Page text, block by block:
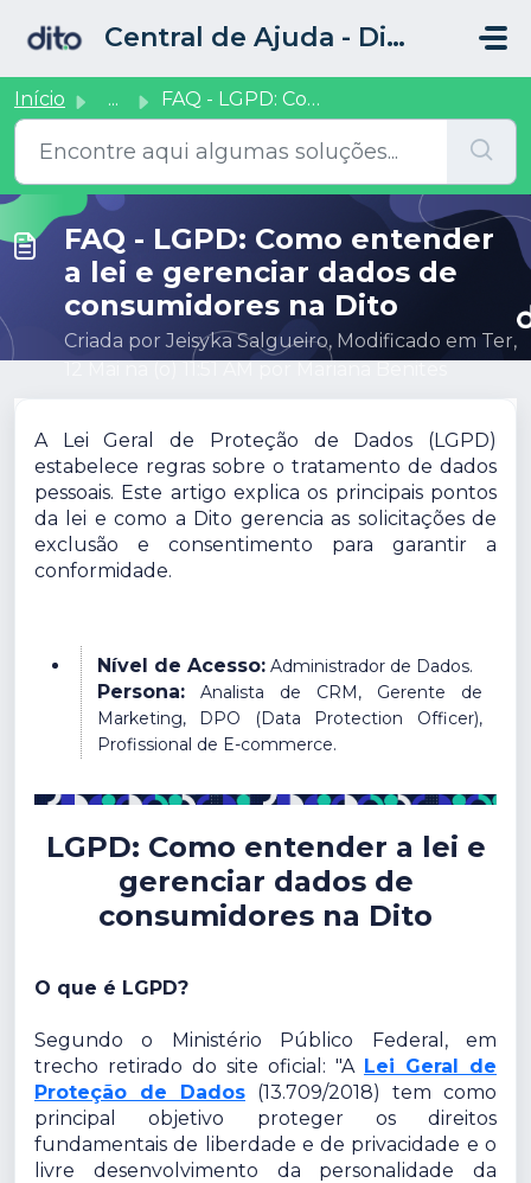
Central de Ajuda - Dito CRM
Início ... FAQ - LGPD: Como entender a lei e gerenciar dados de cons...
FAQ - LGPD: Como entender
a lei e gerenciar dados de
consumidores na Dito
Criada por Jeisyka Salgueiro, Modificado em Ter,
A Lei Geral de Proteção de Dados (LGPD)
estabelece regras sobre o tratamento de dados
pessoais. Este artigo explica os principais pontos
da lei e como a Dito gerencia as solicitações de
exclusão e consentimento para garantir a
conformidade.
Nível de Acesso: Administrador de Dados.
Persona:
Analista de CRM, Gerente de
Marketing, DPO (Data Protection Officer),
Profissional de E-commerce.
LGPD: Como entender a lei e
gerenciar dados de
consumidores na Dito
O que é LGPD?
Segundo o Ministério Público Federal, em
trecho retirado do site oficial: "A Lei Geral de
Proteção de Dados (13.709/2018) tem como
principal objetivo proteger os direitos
fundamentais de liberdade e de privacidade e o
livre desenvolvimento da personalidade da